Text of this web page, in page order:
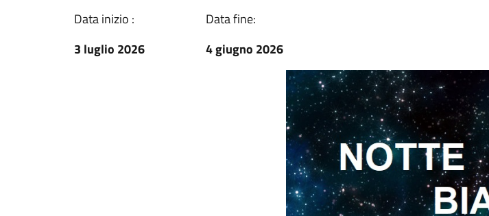
Data inizio :
3 luglio 2026
Data fine:
4 giugno 2026